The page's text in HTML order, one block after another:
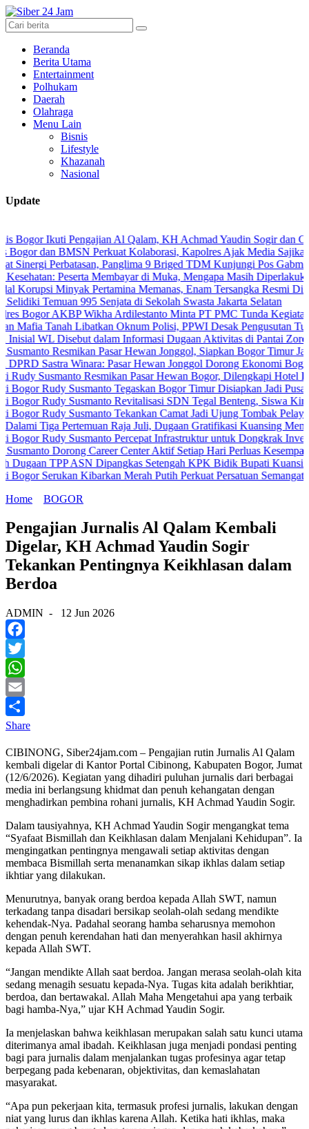
Beranda
Berita Utama
Entertainment
Polhukam
Daerah
Olahraga
Menu Lain
Bisnis
Lifestyle
Khazanah
Nasional
Update
Pengajian Al Qalam, KH Achmad Yaudin Sogir dan Gus Sholeh
BMSN Perkuat Kolaborasi, Kapolres Ajak Media Sajikan
Perbatasan, Panglima 9 Briged TDM Kunjungi Pos Gabma Temajuk
Peserta Membayar di Muka, Mengapa Masih Diperlakukan
Minyak Pertamina Memanas, Enam Tersangka Resmi Diseret ke
995 Senjata di Sekolah Swasta Jakarta Selatan
AKBP Wikha Ardilestanto Minta PT PMC Tunda Kegiatan Demi
Libatkan Oknum Polisi, PPWI Desak Pengusutan Tuntas
Disebut dalam Informasi Dugaan Aktivitas di Pantai Zore, Bea
Resmikan Pasar Hewan Jonggol, Siapkan Bogor Timur Jadi Pusat
Winara: Pasar Hewan Jonggol Dorong Ekonomi Bogor Timur
Resmikan Pasar Hewan Bogor, Dilengkapi Hotel Hewan
Susmanto Tegaskan Bogor Timur Disiapkan Jadi Pusat
Susmanto Revitalisasi SDN Tegal Benteng, Siswa Kini Belajar
Susmanto Tekankan Camat Jadi Ujung Tombak Pelayanan
Pertemuan Raja Juli, Dugaan Gratifikasi Kuansing Menguat
Susmanto Percepat Infrastruktur untuk Dongkrak Investasi
Dorong Career Center Aktif Setiap Hari Perluas Kesempatan Kerja
TPP ASN Dipangkas Setengah KPK Bidik Bupati Kuansing
Kibarkan Merah Putih Perkuat Persatuan Semangat
Home
BOGOR
Pengajian Jurnalis Al Qalam Kembali
Digelar, KH Achmad Yaudin Sogir
Tekankan Pentingnya Keikhlasan dalam
Berdoa
ADMIN - 12 Jun 2026
Facebook
Twitter
WhatsApp
Email
Share
CIBINONG, Siber24jam.com – Pengajian rutin Jurnalis Al Qalam
kembali digelar di Kantor Portal Cibinong, Kabupaten Bogor, Jumat
(12/6/2026). Kegiatan yang dihadiri puluhan jurnalis dari berbagai
media ini berlangsung khidmat dan penuh kehangatan dengan
menghadirkan pembina rohani jurnalis, KH Achmad Yaudin Sogir.
Dalam tausiyahnya, KH Achmad Yaudin Sogir mengangkat tema
“Syafaat Bismillah dan Keikhlasan dalam Menjalani Kehidupan”. Ia
mengingatkan pentingnya mengawali setiap aktivitas dengan
membaca Bismillah serta menanamkan sikap ikhlas dalam setiap
ikhtiar yang dilakukan.
Menurutnya, banyak orang berdoa kepada Allah SWT, namun
terkadang tanpa disadari bersikap seolah-olah sedang mendikte
kehendak-Nya. Padahal seorang hamba seharusnya memohon
dengan penuh kerendahan hati dan menyerahkan hasil akhirnya
kepada Allah SWT.
“Jangan mendikte Allah saat berdoa. Jangan merasa seolah-olah kita
sedang menagih sesuatu kepada-Nya. Tugas kita adalah berikhtiar,
berdoa, dan bertawakal. Allah Maha Mengetahui apa yang terbaik
bagi hamba-Nya,” ujar KH Achmad Yaudin Sogir.
Ia menjelaskan bahwa keikhlasan merupakan salah satu kunci utama
diterimanya amal ibadah. Keikhlasan juga menjadi pondasi penting
bagi para jurnalis dalam menjalankan tugas profesinya agar tetap
berpegang pada kebenaran, objektivitas, dan kemaslahatan
masyarakat.
“Apa pun pekerjaan kita, termasuk profesi jurnalis, lakukan dengan
niat yang lurus dan ikhlas karena Allah. Ketika hati ikhlas, maka